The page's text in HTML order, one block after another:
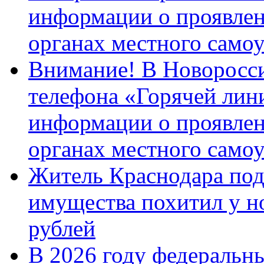
информации о
органах местного
Внимание! В
телефона «Горячей
информации о
органах местного
Житель Краснодара
имущества похитил у
рублей
В 2026 году